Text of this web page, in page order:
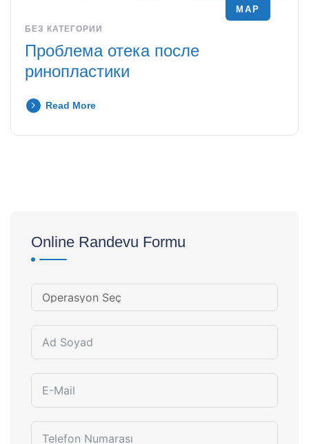
МАР
БЕЗ КАТЕГОРИИ
Проблема отека после
ринопластики
Read More
Online Randevu Formu